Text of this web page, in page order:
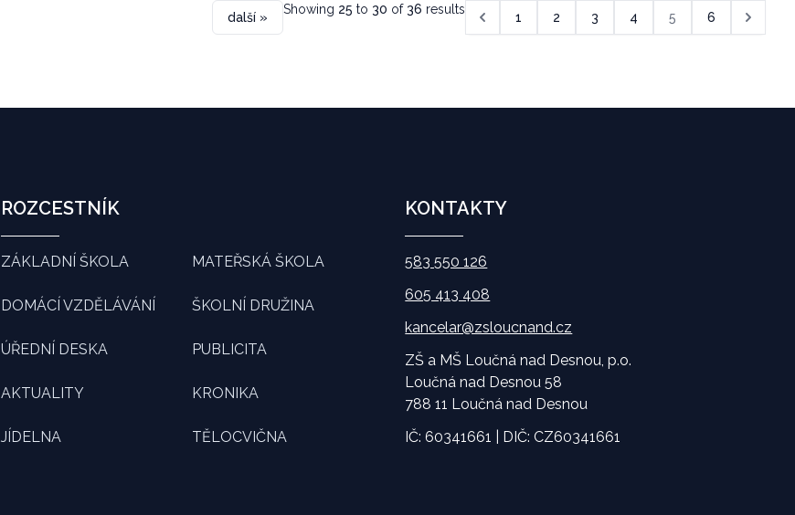
další »
Showing 25 to 30 of 36 results
1 2 3 4 5 6
ROZCESTNÍK
ZÁKLADNÍ ŠKOLA MATEŘSKÁ ŠKOLA
DOMÁCÍ VZDĚLÁVÁNÍ ŠKOLNÍ DRUŽINA
ÚŘEDNÍ DESKA PUBLICITA
AKTUALITY KRONIKA
JÍDELNA TĚLOCVIČNA
KONTAKTY
583 550 126
605 413 408
kancelar@zsloucnand.cz
ZŠ a MŠ Loučná nad Desnou, p.o.
Loučná nad Desnou 58
788 11 Loučná nad Desnou
IČ: 60341661 | DIČ: CZ60341661